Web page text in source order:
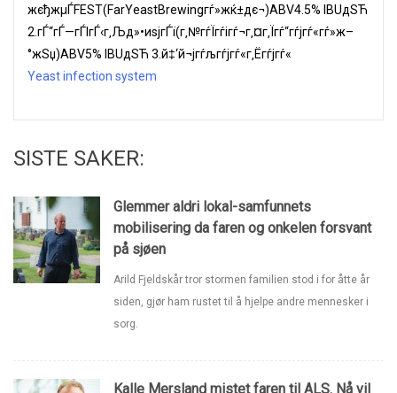
жєђжµЃFEST(FarYeastBrewingгѓ»жќ±дє¬)ABV4.5% IBUдЅЋ
2.гЃ“гЃ—гЃІгЃ‹г‚Љд»•иѕјгЃї(г‚№гѓЇгѓігѓ¬г‚¤г‚Їгѓ“гѓјгѓ«гѓ»ж–
°жЅџ)ABV5% IBUдЅЋ 3.й‡‘й¬јгѓљгѓјгѓ«г‚Ёгѓјгѓ«
Yeast infection system
SISTE SAKER:
Glemmer aldri lokal-samfunnets
mobilisering da faren og onkelen forsvant
på sjøen
Arild Fjeldskår tror stormen familien stod i for åtte år
siden, gjør ham rustet til å hjelpe andre mennesker i
sorg.
Kalle Mersland mistet faren til ALS. Nå vil